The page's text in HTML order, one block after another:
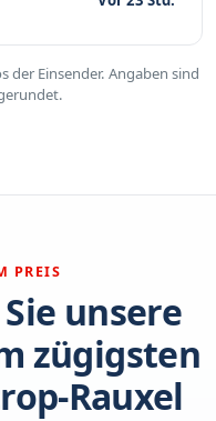
der Einsender. Angaben sind
PREIS
unsere
zügigsten
Rauxel